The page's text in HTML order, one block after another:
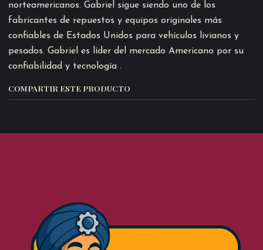
norteamericanos. Gabriel sigue siendo uno de los
fabricantes de repuestos y equipos originales más
confiables de Estados Unidos para vehículos livianos y
pesados. Gabriel es líder del mercado Americano por su
confiabilidad y tecnología .
COMPARTIR ESTE PRODUCTO